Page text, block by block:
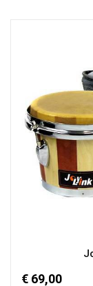
€ 69,00